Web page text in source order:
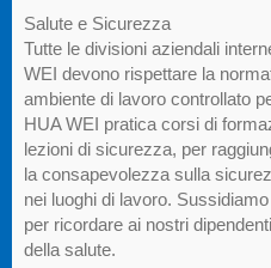
Salute e Sicurezza
Tutte le divisioni aziendali
WEI devono rispettare la
ambiente di lavoro controllato
HUA WEI pratica corsi di
lezioni di sicurezza, per
la consapevolezza sulla
nei luoghi di lavoro.
per ricordare ai nostri
della salute.